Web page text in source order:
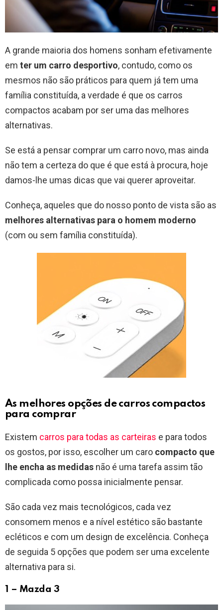
A grande maioria dos homens sonham efetivamente
em ter um carro desportivo, contudo, como os
mesmos não são práticos para quem já tem uma
família constituída, a verdade é que os carros
compactos acabam por ser uma das melhores
alternativas.
Se está a pensar comprar um carro novo, mas ainda
não tem a certeza do que é que está à procura, hoje
damos-lhe umas dicas que vai querer aproveitar.
Conheça, aqueles que do nosso ponto de vista são as
melhores alternativas para o homem moderno
(com ou sem família constituída).
As melhores opções de carros compactos
para comprar
Existem carros para todas as carteiras e para todos
os gostos, por isso, escolher um caro compacto que
lhe encha as medidas não é uma tarefa assim tão
complicada como possa inicialmente pensar.
São cada vez mais tecnológicos, cada vez
consomem menos e a nível estético são bastante
ecléticos e com um design de excelência. Conheça
de seguida 5 opções que podem ser uma excelente
alternativa para si.
1 – Mazda 3